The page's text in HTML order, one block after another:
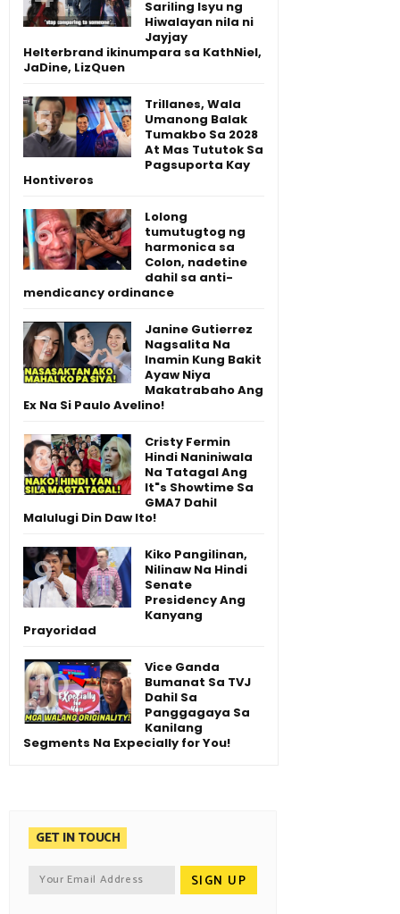
Sariling Isyu ng
Hiwalayan nila ni
Jayjay
Helterbrand ikinumpara sa KathNiel,
JaDine, LizQuen
Trillanes, Wala
Umanong Balak
Tumakbo Sa 2028
At Mas Tututok Sa
Pagsuporta Kay
Hontiveros
Lolong
tumutugtog ng
harmonica sa
Colon, nadetine
dahil sa anti-
mendicancy ordinance
Janine Gutierrez
Nagsalita Na
Inamin Kung Bakit
Ayaw Niya
Makatrabaho Ang
Ex Na Si Paulo Avelino!
Cristy Fermin
Hindi Naniniwala
Na Tatagal Ang
It"s Showtime Sa
GMA7 Dahil
Malulugi Din Daw Ito!
Kiko Pangilinan,
Nilinaw Na Hindi
Senate
Presidency Ang
Kanyang
Prayoridad
Vice Ganda
Bumanat Sa TVJ
Dahil Sa
Panggagaya Sa
Kanilang
Segments Na Expecially for You!
GET IN TOUCH